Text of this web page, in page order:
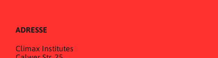
ADRESSE
Climax Institutes